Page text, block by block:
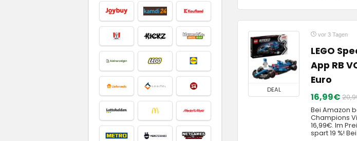
DEAL
vor 3 Tagen
LEGO
App RB
Euro
16,99€
Bei Amazon
Champions
16,99€. Im
spart 19 %!